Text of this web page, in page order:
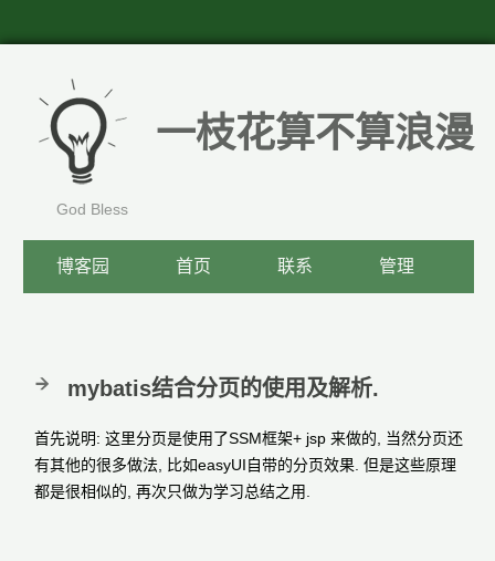
一枝花算不算浪漫
God Bless
博客园 首页 联系 管理
mybatis结合分页的使用及解析.
首先说明: 这里分页是使用了SSM框架+ jsp 来做的, 当然分页还
有其他的很多做法, 比如easyUI自带的分页效果. 但是这些原理
都是很相似的, 再次只做为学习总结之用.